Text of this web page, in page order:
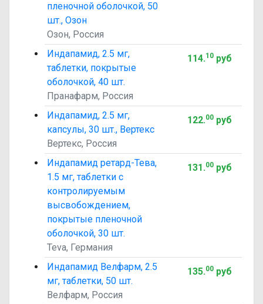
пленочной оболочкой, 50
шт., Озон
Озон, Россия
Индапамид, 2.5 мг,
таблетки, покрытые
оболочкой, 40 шт.
Пранафарм, Россия
114.10руб
Индапамид, 2.5 мг,
капсулы, 30 шт., Вертекс
Вертекс, Россия
122.00руб
Индапамид ретард-Тева,
1.5 мг, таблетки с
контролируемым
высвобождением,
покрытые пленочной
оболочкой, 30 шт.
Teva, Германия
131.00руб
Индапамид Велфарм, 2.5
мг, таблетки, 50 шт.
Велфарм, Россия
135.00руб